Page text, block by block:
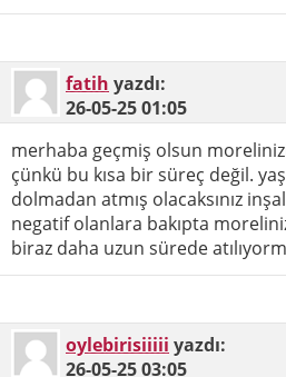
fatih yazdı:
26-05-2501:05
merhaba geçmiş olsun
çünkü bu kısa bir süreç değil.
dolmadan atmış olacaksınız
negatif olanlara bakıpta
biraz daha uzun sürede
oylebirisiiiii yazdı:
26-05-2503:05